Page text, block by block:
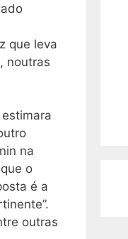
que leva
noutras
na
o
é a
outras